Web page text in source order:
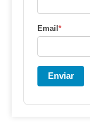
Email*
Enviar